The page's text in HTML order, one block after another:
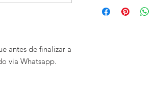
antes de finalizar a
via Whatsapp.